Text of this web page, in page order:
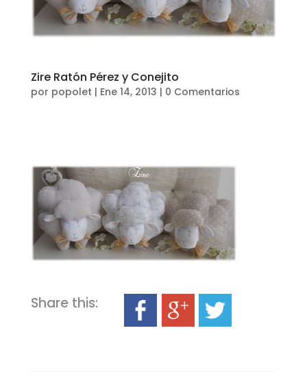
Zire Ratón Pérez y Conejito
por popolet | Ene 14, 2013 | 0 Comentarios
Share this: